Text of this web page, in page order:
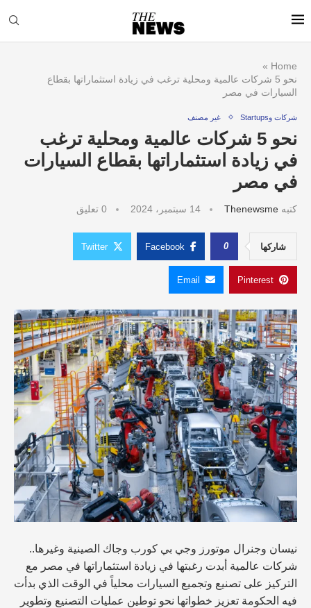
Home
»
نحو 5 شركات عالمية ومحلية ترغب في زيادة استثماراتها بقطاع
السيارات في مصر
شركات وStartups غير مصنف
نحو 5 شركات عالمية ومحلية ترغب
في زيادة استثماراتها بقطاع السيارات
في مصر
كتبه Thenewsme 14 سبتمبر، 2024 0 تعليق
شاركها 0
Facebook
Twitter
Pinterest
Email
نيسان وجنرال موتورز وجي بي كورب وجاك الصينية وغيرها..
شركات عالمية أبدت رغبتها في زيادة استثماراتها في مصر مع
التركيز على تصنيع وتجميع السيارات محلياً في الوقت الذي بدأت
فيه الحكومة تعزيز خطواتها نحو توطين عمليات التصنيع وتطوير